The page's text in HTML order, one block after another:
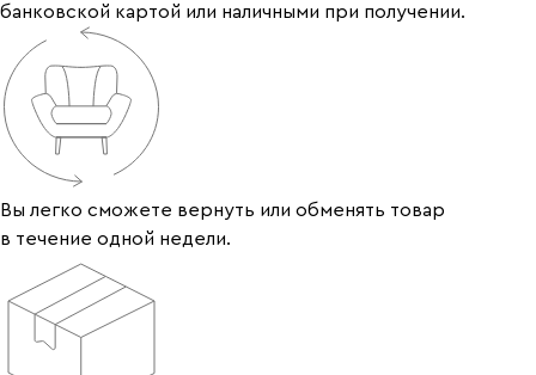
банковской картой или наличными при получении.
Вы легко сможете вернуть или обменять товар
в течение одной недели.